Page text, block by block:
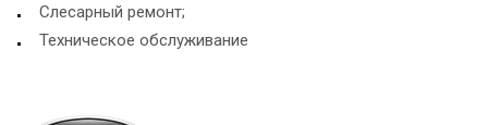
Слесарный ремонт;
Техническое обслуживание